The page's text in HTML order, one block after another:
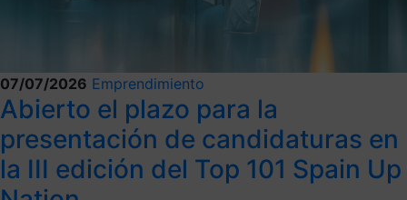
07/07/2026 Emprendimiento
Abierto el plazo para la
presentación de candidaturas en
la III edición del Top 101 Spain Up